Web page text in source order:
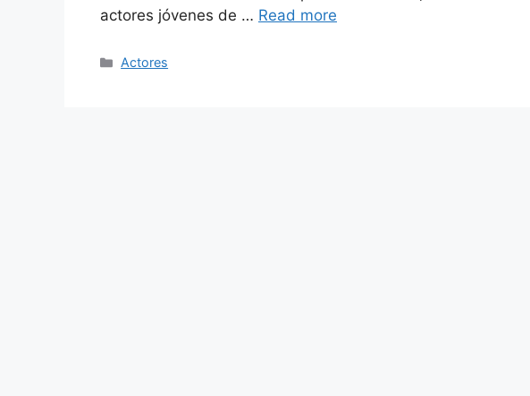
actores jóvenes de … Read more
Categories
Actores